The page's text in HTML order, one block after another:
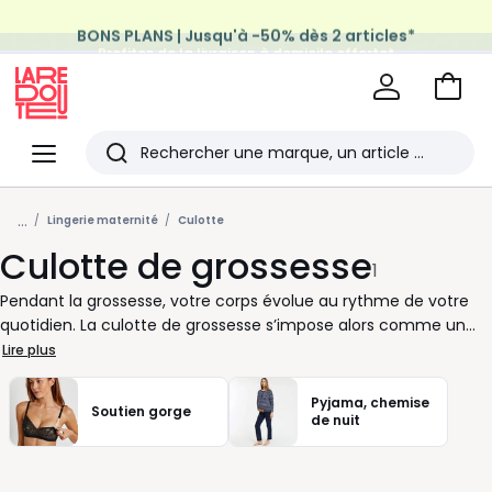
BONS PLANS | Jusqu'à -50% dès 2 articles*
Profitez de la livraison à domicile offerte*
Menu
Redoute
Rechercher
Les
derniers
articles
consultés
Aller
... Lingerie maternité Culotte
Culotte de grossesse1
Pendant la grossesse, votre corps évolue au rythme de votre
quotidien. La culotte de grossesse s’impose alors comme un
produit essentiel pour rester à l’aise du matin au soir, sans y
penser. Chez La Redoute, nous sélectionnons des modèles
pensés pour accompagner chaque femme dans ses
mouvements, au travail comme à la maison. La coupe est
étudiée pour suivre les variations de taille tout en restant bien
Lire plus
Soutien gorge
Pyjama, chemise
de nuit